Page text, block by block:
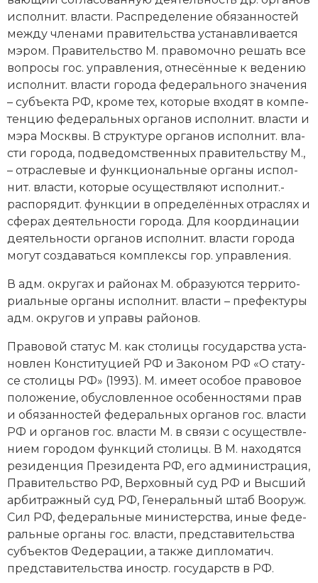
ис­пол­нит. вла­сти. Рас­пре­де­ле­ние обя­зан­но­стей
ме­ж­ду чле­на­ми пра­ви­тель­ст­ва ус­та­нав­ли­ва­ет­ся
мэ­ром. Пра­ви­тель­ство М. пра­во­моч­но ре­шать все
во­про­сы гос. управ­ле­ния, от­не­сён­ные к ве­де­нию
ис­пол­нит. вла­сти го­ро­да фе­де­раль­но­го зна­че­ния
– субъ­ек­та РФ, кро­ме тех, ко­то­рые вхо­дят в ком­пе­
тен­цию фе­де­раль­ных ор­га­нов ис­пол­нит. вла­сти и
мэ­ра Мо­ск­вы. В струк­ту­ре ор­га­нов ис­пол­нит. вла­
сти го­ро­да, под­ве­дом­ст­вен­ных пра­ви­тель­ст­ву М.,
– от­рас­ле­вые и функ­цио­наль­ные ор­га­ны ис­пол­
нит. вла­сти, ко­то­рые осу­ще­ст­в­ля­ют ис­пол­нит.-
рас­по­ря­дит. функ­ции в оп­ре­де­лён­ных от­рас­лях и
сфе­рах дея­тель­но­сти го­ро­да. Для ко­ор­ди­на­ции
дея­тель­но­сти ор­га­нов ис­пол­нит. вла­сти го­ро­да
мо­гут соз­да­вать­ся ком­плек­сы гор. управ­ле­ния.
В адм. ок­ру­гах и рай­онах М. об­ра­зу­ют­ся тер­ри­то­
ри­аль­ные ор­га­ны ис­пол­нит. вла­сти – пре­фек­ту­ры
адм. ок­ру­гов и упра­вы рай­онов.
Пра­во­вой ста­тус М. как сто­ли­цы го­су­дар­ст­ва ус­та­
нов­лен Кон­сти­ту­ци­ей РФ и За­ко­ном РФ «О ста­ту­
се сто­ли­цы РФ» (1993). М. име­ет осо­бое пра­во­вое
по­ло­же­ние, обус­лов­лен­ное осо­бен­но­стя­ми прав
и обя­зан­но­стей фе­де­раль­ных ор­га­нов гос. вла­сти
РФ и ор­га­нов гос. вла­сти М. в свя­зи с осу­щест­вле­
ни­ем го­ро­дом функ­ций сто­ли­цы. В М. на­хо­дят­ся
ре­зи­ден­ция Пре­зи­ден­та РФ, его ад­ми­ни­стра­ция,
Пра­ви­тель­ст­во РФ, Вер­хов­ный суд РФ и Выс­ший
ар­би­траж­ный суд РФ, Ге­не­раль­ный штаб Во­оруж.
Сил РФ, фе­де­раль­ные ми­ни­стер­ст­ва, иные фе­де­
раль­ные ор­га­ны гос. вла­сти, пред­ста­ви­тель­ст­ва
субъ­ек­тов Фе­де­ра­ции, а так­же ди­пло­ма­тич.
пред­ста­ви­тель­ст­ва иностр. го­су­дарств в РФ.